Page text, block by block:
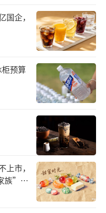
发布“关于对外投资
与关联方香港嘉银
分别作价22.9亿元
企，
预算
市，
族”浮